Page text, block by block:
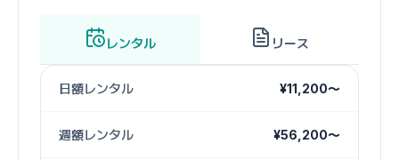
レンタル リース
日額レンタル ¥11,200〜
週額レンタル ¥56,200〜